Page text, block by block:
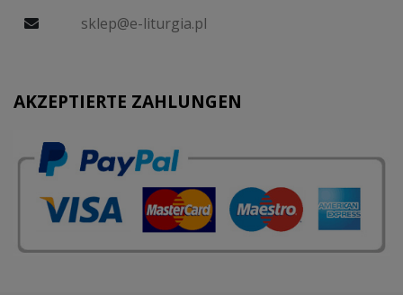
sklep@e-liturgia.pl
AKZEPTIERTE ZAHLUNGEN